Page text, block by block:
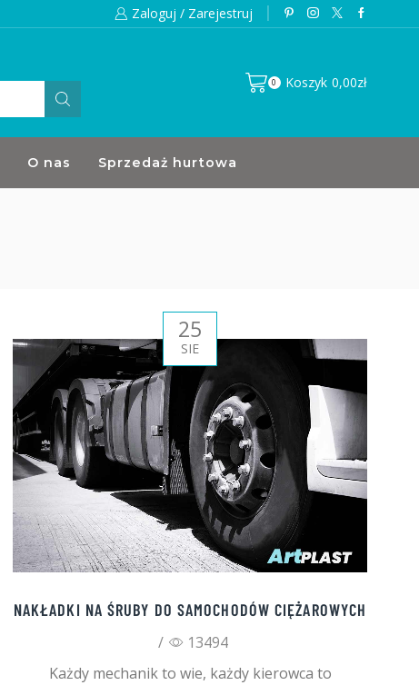
Zaloguj / Zarejestruj
0 Koszyk 0,00zł
O nas Sprzedaż hurtowa
25
SIE
NAKŁADKI NA ŚRUBY DO SAMOCHODÓW CIĘŻAROWYCH
/
13494
Każdy mechanik to wie, każdy kierowca to